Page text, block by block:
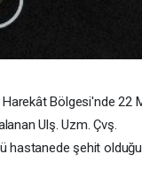
Bölgesi'nde 22
Ulş. Uzm. Çvş.
hastanede şehit